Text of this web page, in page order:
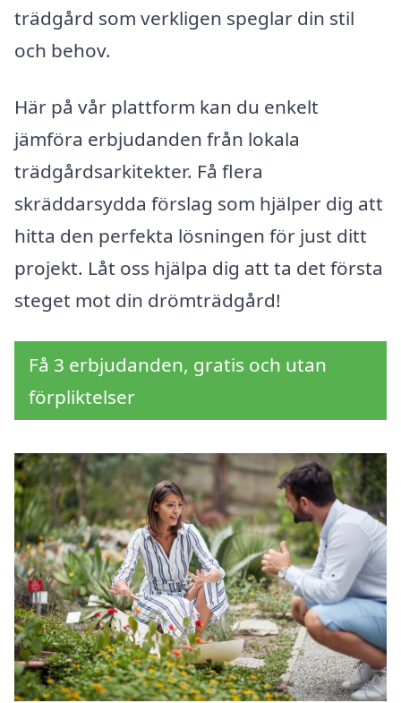
trädgård som verkligen speglar din stil
och behov.
Här på vår plattform kan du enkelt
jämföra erbjudanden från lokala
trädgårdsarkitekter. Få flera
skräddarsydda förslag som hjälper dig att
hitta den perfekta lösningen för just ditt
projekt. Låt oss hjälpa dig att ta det första
steget mot din drömträdgård!
Få 3 erbjudanden, gratis och utan
förpliktelser